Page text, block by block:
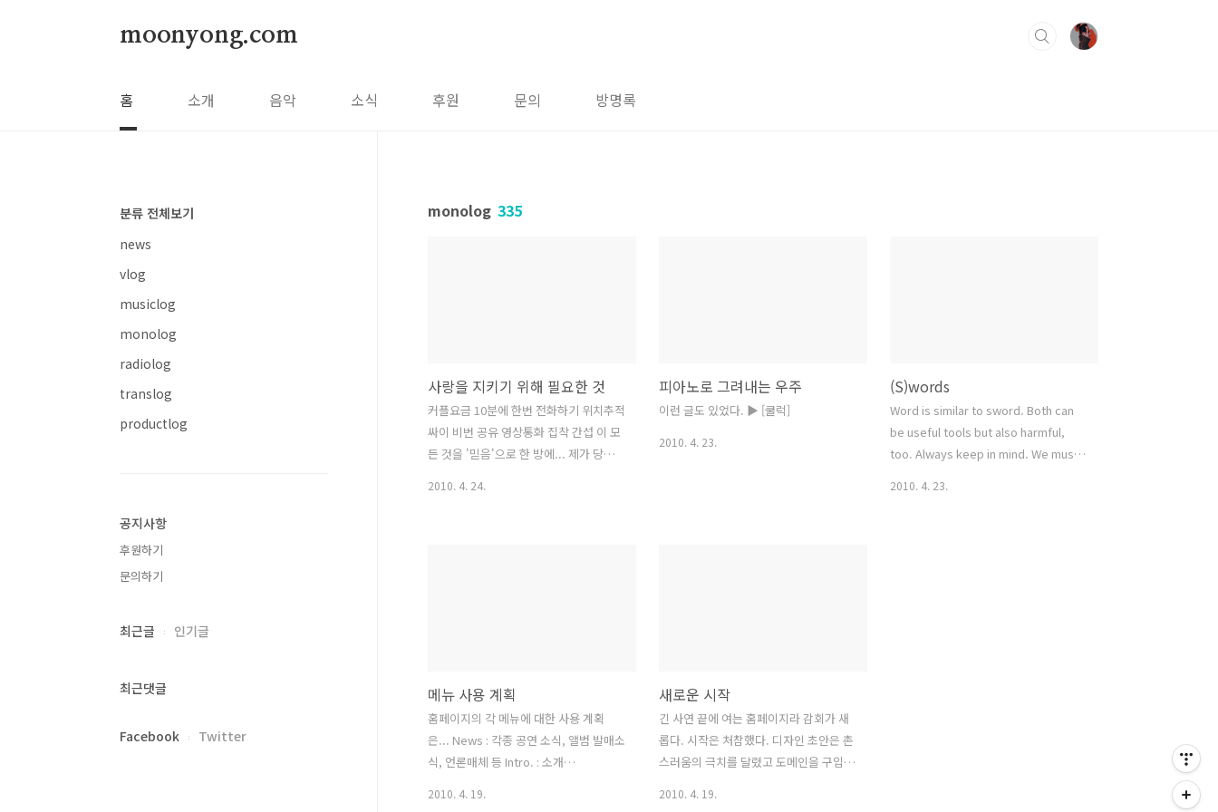
moonyong.com
홈 소개 음악 소식 후원 문의 방명록
monolog 335
사랑을 지키기 위해 필요한 것
커플요금 10분에 한번 전화하기 위치추적
싸이 비번 공유 영상통화 집착 간섭 이 모
든 것을 '믿음'으로 한 방에... 제가 당신을
2010. 4. 24.
피아노로 그려내는 우주
이런 글도 있었다. ▶ [쿨럭]
2010. 4. 23.
(S)words
Word is similar to sword. Both can
be useful tools but also harmful,
too. Always keep in mind. We must
2010. 4. 23.
메뉴 사용 계획
홈페이지의 각 메뉴에 대한 사용 계획
은... News : 각종 공연 소식, 앨범 발매소
식, 언론매체 등 Intro. : 소개
2010. 4. 19.
새로운 시작
긴 사연 끝에 여는 홈페이지라 감회가 새
롭다. 시작은 처참했다. 디자인 초안은 촌
스러움의 극치를 달렸고 도메인을 구입하
2010. 4. 19.
분류 전체보기
news
vlog
musiclog
monolog
radiolog
translog
productlog
공지사항
후원하기
문의하기
최근글 인기글
최근댓글
Facebook Twitter